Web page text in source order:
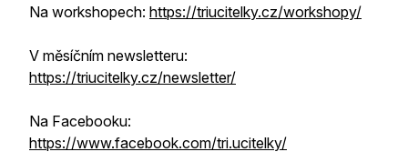
Na workshopech: https://triucitelky.cz/workshopy/
V měsíčním newsletteru:
https://triucitelky.cz/newsletter/
Na Facebooku:
https://www.facebook.com/tri.ucitelky/